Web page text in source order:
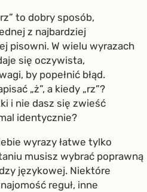
to dobry sposób,
z najbardziej
pisowni. W wielu wyrazach
się oczywista,
by popełnić błąd.
„ż”, a kiedy „rz”?
i nie dasz się zwieść
identycznie?
wyrazy łatwe tylko
musisz wybrać poprawną
językowej. Niektóre
reguł, inne